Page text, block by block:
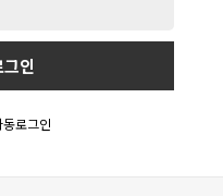
동로그인